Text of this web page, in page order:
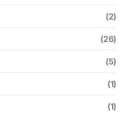
(2)
(26)
(5)
(1)
(1)